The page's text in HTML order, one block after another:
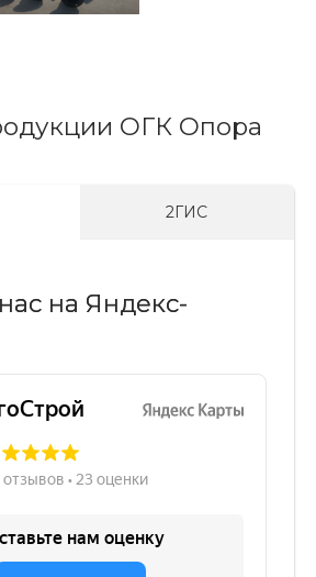
ОГК Опора
2ГИС
на Яндекс-